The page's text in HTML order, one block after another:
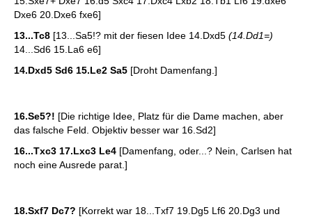
Dxe6 20.Dxe6 fxe6]
13...Tc8 [13...Sa5!? mit der fiesen Idee 14.Dxd5 (14.Dd1=)
14...Sd6 15.La6 e6]
14.Dxd5 Sd6 15.Le2 Sa5 [Droht Damenfang.]
16.Se5?! [Die richtige Idee, Platz für die Dame machen, aber
das falsche Feld. Objektiv besser war 16.Sd2]
16...Txc3 17.Lxc3 Le4 [Damenfang, oder...? Nein, Carlsen hat
noch eine Ausrede parat.]
18.Sxf7 Dc7? [Korrekt war 18...Txf7 19.Dg5 Lf6 20.Dg3 und